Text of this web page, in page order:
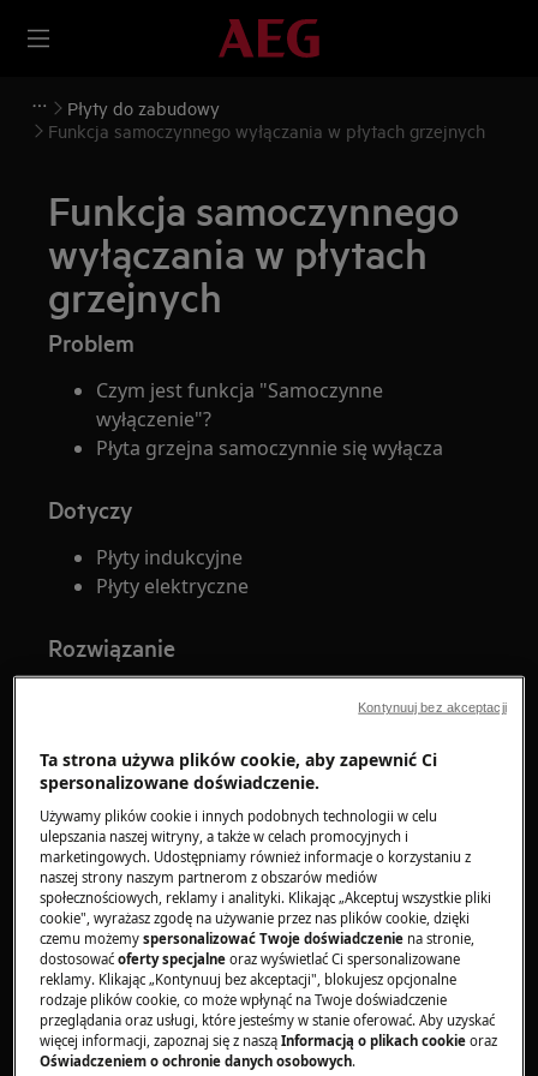
Płyty do zabudowy
Funkcja samoczynnego wyłączania w płytach grzejnych
Funkcja samoczynnego
wyłączania w płytach
grzejnych
Problem
Czym jest funkcja "Samoczynne
wyłączenie"?
Płyta grzejna samoczynnie się wyłącza
Dotyczy
Płyty indukcyjne
Płyty elektryczne
Rozwiązanie
umożliwiającym jej samoczynne wyłączenie w
określonych sytuacjach. Do takich sytuacji
należy wyłączenie wszystkich pól grzejnych,
brak ustawienia mocy grzania po włączeniu
urządzenia, zalanie panelu sterowania lub
obecność przedmiotu na nim przez czas dłuższy
niż 10 sekund. W takich przypadkach urządzenie
emituje sygnał dźwiękowy i automatycznie się
wyłącza. Ważne jest, aby w takich przypadkach
usunąć wszelkie przedmioty lub oczyścić panel
sterowania.
Ta strona używa plików cookie, aby zapewnić Ci
spersonalizowane doświadczenie.
Używamy plików cookie i innych podobnych technologii w celu
ulepszania naszej witryny, a także w celach promocyjnych i
marketingowych. Udostępniamy również informacje o korzystaniu z
naszej strony naszym partnerom z obszarów mediów
społecznościowych, reklamy i analityki. Klikając „Akceptuj wszystkie pliki
cookie", wyrażasz zgodę na używanie przez nas plików cookie, dzięki
czemu możemyspersonalizować Twoje doświadczenie na stronie,
dostosowaćoferty specjalne oraz wyświetlać Ci spersonalizowane
reklamy. Klikając „Kontynuuj bez akceptacji", blokujesz opcjonalne
rodzaje plików cookie, co może wpłynąć na Twoje doświadczenie
przeglądania oraz usługi, które jesteśmy w stanie oferować. Aby uzyskać
więcej informacji, zapoznaj się z nasząInformacją o plikach cookie oraz
Oświadczeniem o ochronie danych osobowych.
Kontynuuj bez akceptacji